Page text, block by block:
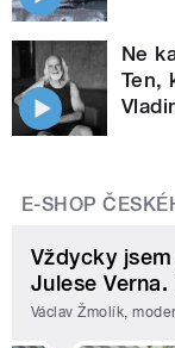
Ne
Ten,
E-SHOP
Vždycky
Julese
Václav Žmolík,